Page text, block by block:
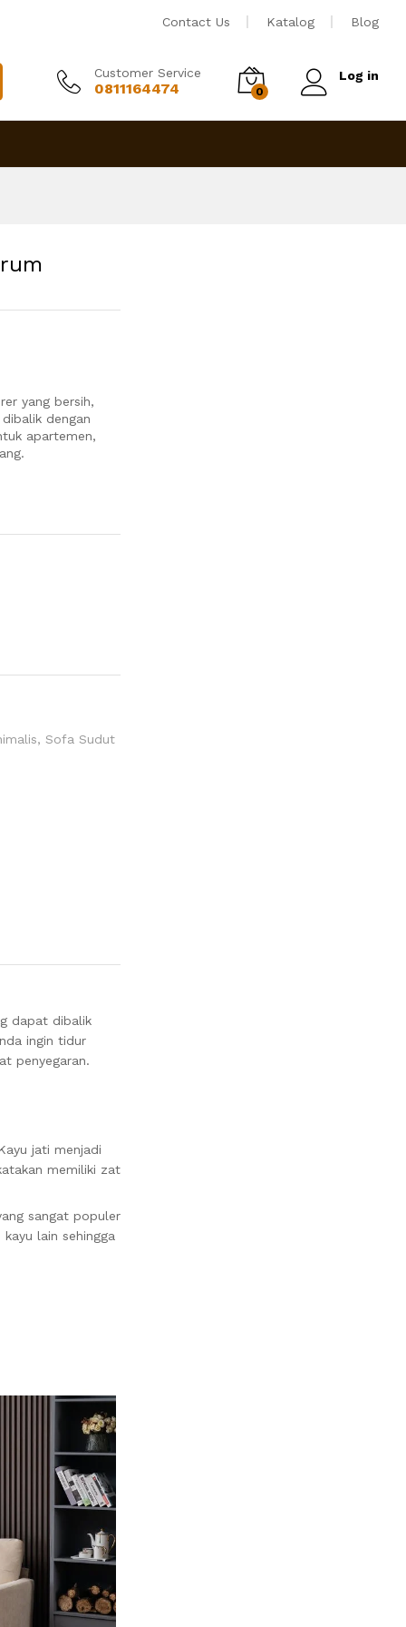
Contact Us Katalog Blog
Customer Service
0811164474 0
Log in
yang bersih,
dengan
apartemen,
, Sofa Sudut
dapat dibalik
ingin tidur
penyegaran.
jati menjadi
memiliki zat
sangat populer
lain sehingga
Tambah ke keranjang